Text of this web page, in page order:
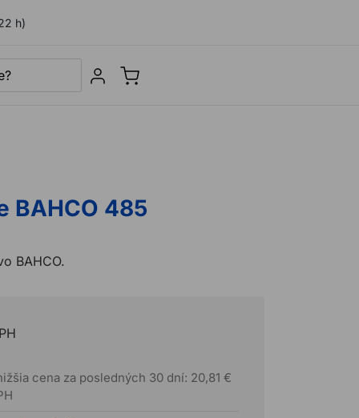
h)
Sign in
BAHCO 485
BAHCO.
cena za posledných 30 dní: 20,81 €